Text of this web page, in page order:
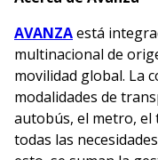
AVANZAestá
multinacional de
movilidad global. La
modalidades de
autobús, el metro, el
todas las